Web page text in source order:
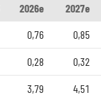
2026e
2027e
0,76 0,85
0,28 0,32
3,79 4,51